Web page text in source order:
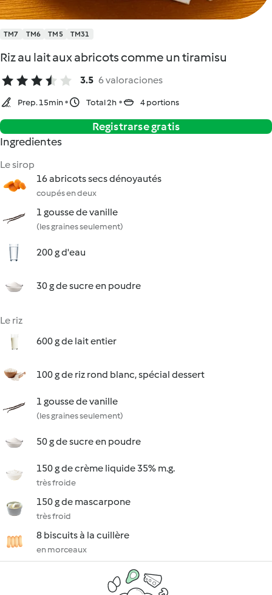
TM7 TM6 TM5 TM31
Riz au lait aux abricots comme un tiramisu
3.5 6 valoraciones
Prep. 15min Total 2h 4 portions
Registrarse gratis
Ingredientes
Le sirop
16 abricots secs dénoyautés
coupés en deux
1 gousse de vanille
(les graines seulement)
200 g d'eau
30 g de sucre en poudre
Le riz
600 g de lait entier
100 g de riz rond blanc, spécial dessert
1 gousse de vanille
(les graines seulement)
50 g de sucre en poudre
150 g de crème liquide 35% m.g.
très froide
150 g de mascarpone
très froid
8 biscuits à la cuillère
en morceaux